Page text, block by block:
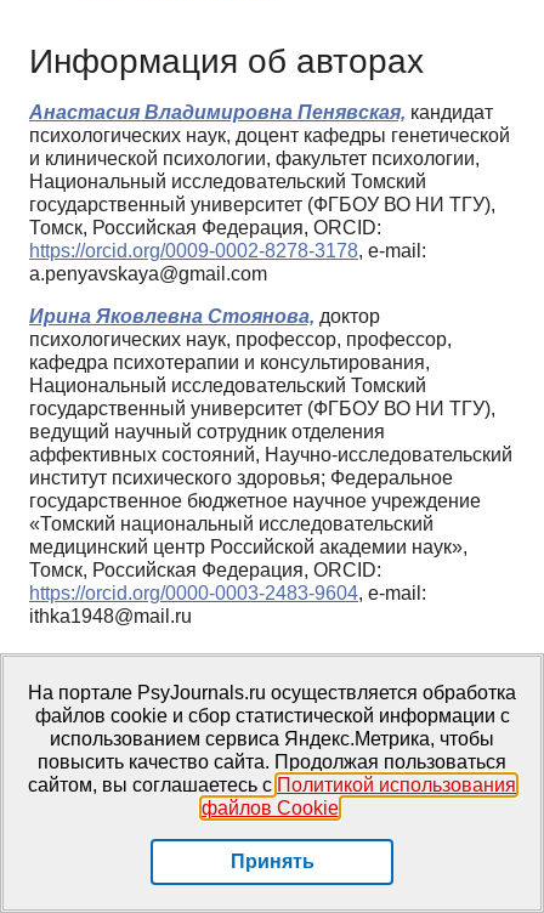
Информация об авторах
Анастасия Владимировна Пенявская, кандидат
психологических наук, доцент кафедры генетической
и клинической психологии, факультет психологии,
Национальный исследовательский Томский
государственный университет (ФГБОУ ВО НИ ТГУ),
Томск, Российская Федерация, ORCID:
https://orcid.org/0009-0002-8278-3178, e-mail:
a.penyavskaya@gmail.com
Ирина Яковлевна Стоянова, доктор
психологических наук, профессор, профессор,
кафедра психотерапии и консультирования,
Национальный исследовательский Томский
государственный университет (ФГБОУ ВО НИ ТГУ),
ведущий научный сотрудник отделения
аффективных состояний, Научно-исследовательский
институт психического здоровья; Федеральное
государственное бюджетное научное учреждение
«Томский национальный исследовательский
медицинский центр Российской академии наук»,
Томск, Российская Федерация, ORCID:
https://orcid.org/0000-0003-2483-9604, e-mail:
ithka1948@mail.ru
Метрики
Просмотров web
За все время: 491
В прошлом месяце: 11
В текущем месяце: 2
Скачиваний PDF
На портале PsyJournals.ru осуществляется обработка
файлов cookie и сбор статистической информации с
использованием сервиса Яндекс.Метрика, чтобы
повысить качество сайта. Продолжая пользоваться
сайтом, вы соглашаетесь с Политикой использования
файлов Cookie.
Принять